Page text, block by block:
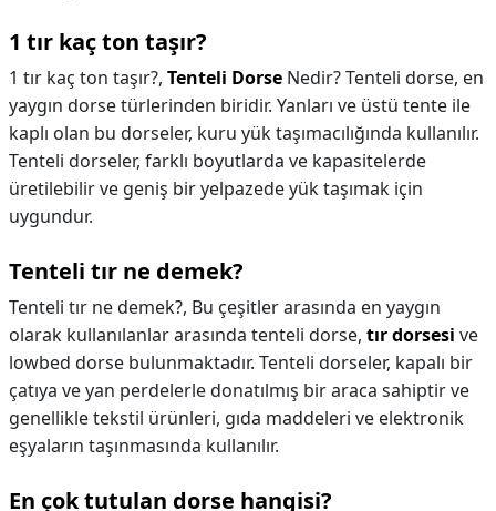
1 tır kaç ton taşır?
1 tır kaç ton taşır?, Tenteli Dorse Nedir? Tenteli dorse, en
yaygın dorse türlerinden biridir. Yanları ve üstü tente ile
kaplı olan bu dorseler, kuru yük taşımacılığında kullanılır.
Tenteli dorseler, farklı boyutlarda ve kapasitelerde
üretilebilir ve geniş bir yelpazede yük taşımak için
uygundur.
Tenteli tır ne demek?
Tenteli tır ne demek?, Bu çeşitler arasında en yaygın
olarak kullanılanlar arasında tenteli dorse, tır dorsesi ve
lowbed dorse bulunmaktadır. Tenteli dorseler, kapalı bir
çatıya ve yan perdelerle donatılmış bir araca sahiptir ve
genellikle tekstil ürünleri, gıda maddeleri ve elektronik
eşyaların taşınmasında kullanılır.
En çok tutulan dorse hangisi?